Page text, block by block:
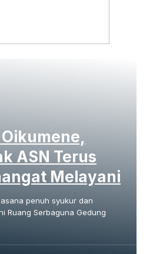
ASN Terus
Melayani
penuh syukur dan
Ruang Serbaguna Gedung